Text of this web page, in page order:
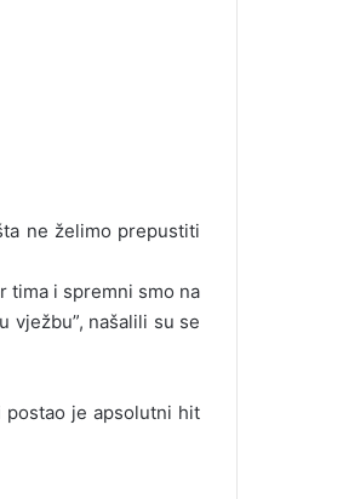
ne želimo prepustiti
tima i spremni smo na
vježbu”, našalili su se
postao je apsolutni hit